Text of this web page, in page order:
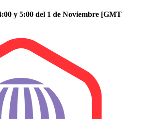
y 5:00 del 1 de Noviembre [GMT